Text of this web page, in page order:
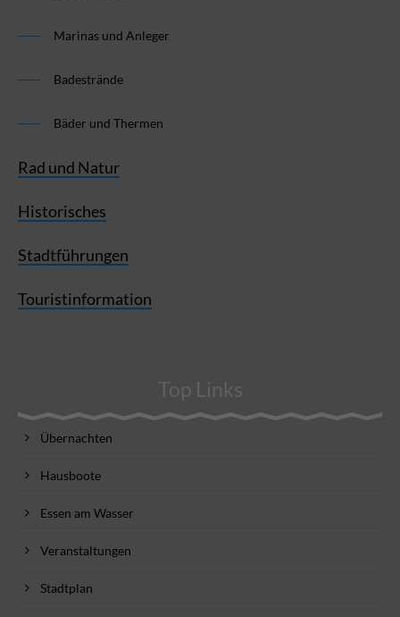
Marinas und Anleger
Badestrände
Bäder und Thermen
Rad und Natur
Historisches
Stadtführungen
Touristinformation
Top Links
Übernachten
Hausboote
Essen am Wasser
Veranstaltungen
Stadtplan